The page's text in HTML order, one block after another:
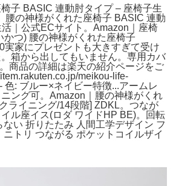
子 BASIC 連動肘タイプ – 座椅子生
腰の神様がくれた座椅子 BASIC 連動
｜公式ECサイト。Amazon｜座椅
つ) 腰の神様がくれた座椅子
実家にプレゼントも大きすぎて受け
箱から出してもいません。専用カバ
商品の詳細は楽天の紹介ページをご
meikou-life-
色: ブルー×ネイビー特徴...アームレ
ング可。Amazon｜腰の神様がくれ
ライニング/14段階] ZDKL。つなが
ル座イス(ロダ ワイドHP BE)。回転
ない 折りたたみ 人間工学デザイン フ
ニトリ つながる ポケットコイルザイ